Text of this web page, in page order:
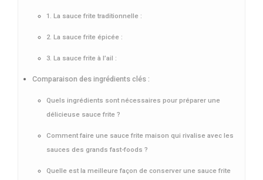
1. La sauce frite traditionnelle :
2. La sauce frite épicée :
3. La sauce frite à l’ail :
Comparaison des ingrédients clés :
Quels ingrédients sont nécessaires pour préparer une
délicieuse sauce frite ?
Comment faire une sauce frite maison qui rivalise avec les
sauces des grands fast-foods ?
Quelle est la meilleure façon de conserver une sauce frite